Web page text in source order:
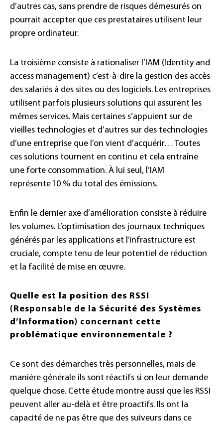
d’autres cas, sans prendre de risques démesurés on
pourrait accepter que ces prestataires utilisent leur
propre ordinateur.
La troisième consiste à rationaliser l’IAM (Identity and
access management) c’est-à-dire la gestion des accès
des salariés à des sites ou des logiciels. Les entreprises
utilisent parfois plusieurs solutions qui assurent les
mêmes services. Mais certaines s’appuient sur de
vieilles technologies et d’autres sur des technologies
d’une entreprise que l’on vient d’acquérir… Toutes
ces solutions tournent en continu et cela entraîne
une forte consommation. À lui seul, l’IAM
représente 10 % du total des émissions.
Enfin le dernier axe d’amélioration consiste à réduire
les volumes. L’optimisation des journaux techniques
générés par les applications et l’infrastructure est
cruciale, compte tenu de leur potentiel de réduction
et la facilité de mise en œuvre.
Quelle est la position des RSSI
(Responsable de la Sécurité des Systèmes
d’Information) concernant cette
problématique environnementale ?
Ce sont des démarches très personnelles, mais de
manière générale ils sont réactifs si on leur demande
quelque chose. Cette étude montre aussi que les RSSI
peuvent aller au-delà et être proactifs. Ils ont la
capacité de ne pas être que des suiveurs dans ce